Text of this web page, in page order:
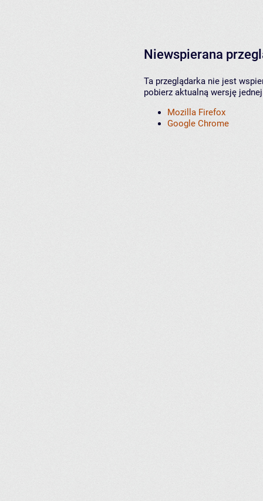
Niewspierana
Ta przeglądarka nie jest
pobierz aktualną wersję
Mozilla Firefox
Google Chrome